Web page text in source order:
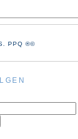
PPQ ®©